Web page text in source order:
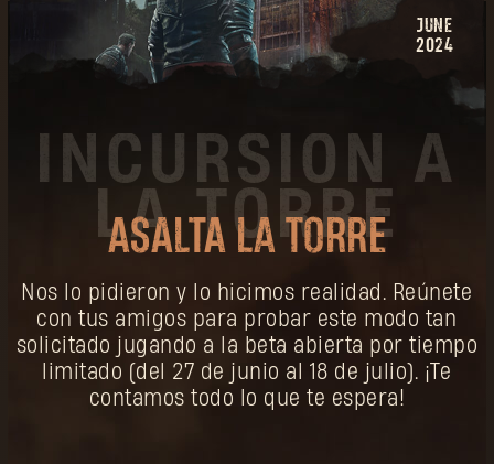
JUNE
2024
ASALTA LA TORRE
Nos lo pidieron y lo hicimos realidad. Reúnete
con tus amigos para probar este modo tan
solicitado jugando a la beta abierta por tiempo
limitado (del 27 de junio al 18 de julio). ¡Te
contamos todo lo que te espera!